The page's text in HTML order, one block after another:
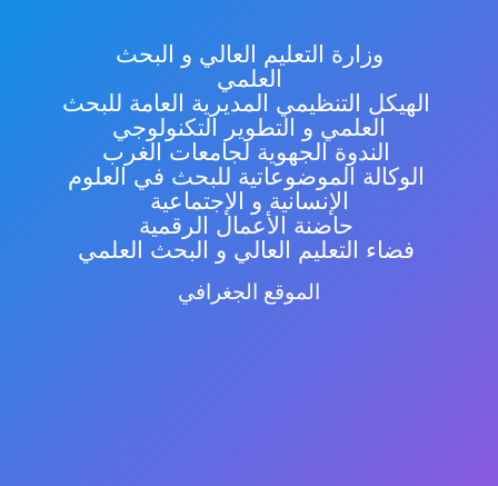
وزارة التعليم العالي و البحث
العلمي
الهيكل التنظيمي المديرية العامة للبحث
العلمي و التطوير التكنولوجي
الندوة الجهوية لجامعات الغرب
الوكالة الموضوعاتية للبحث في العلوم
الإنسانية و الإجتماعية
حاضنة الأعمال الرقمية
فضاء التعليم العالي و البحث العلمي
الموقع الجغرافي